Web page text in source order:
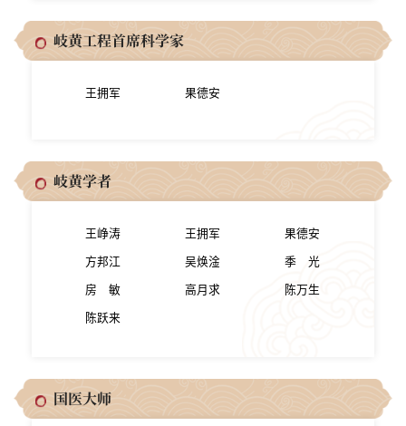
岐黄工程首席科学家
王拥军 果德安
岐黄学者
王峥涛 王拥军 果德安
方邦江 吴焕淦 季 光
房 敏 高月求 陈万生
陈跃来
国医大师